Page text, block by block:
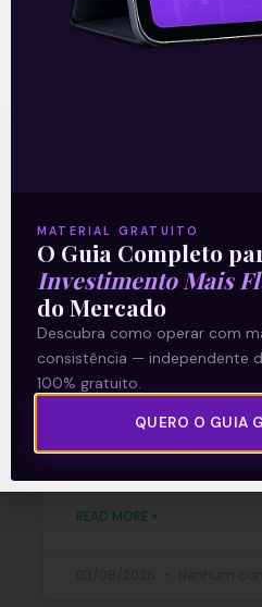
você
Multiplan
crescimento
rentabilidade
2T26
READ MORE »
MATERIAL GRATUITO
O Guia Completo
Investimento Mais
do Mercado
Descubra como operar com
consistência — independente
100% gratuito.
QUERO O GUIA